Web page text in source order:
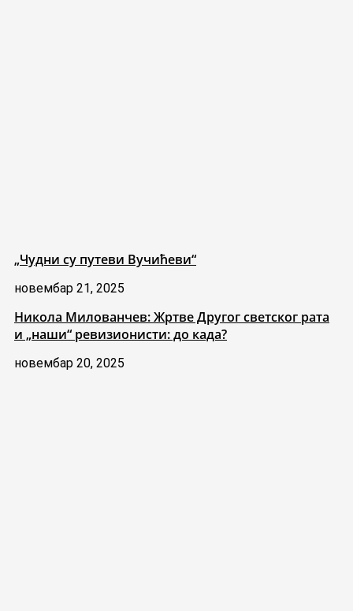
„Чудни су путеви Вучићеви“
новембар 21, 2025
Никола Милованчев: Жртве Другог светског рата
и „наши“ ревизионисти: до када?
новембар 20, 2025